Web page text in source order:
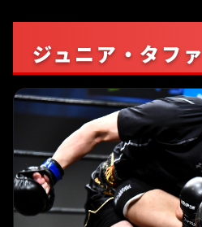
ジュニア・タファ